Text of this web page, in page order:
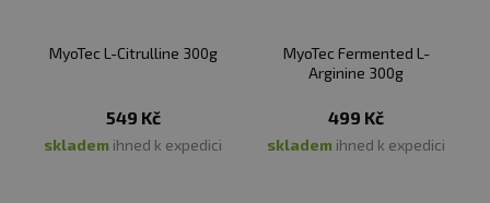
MyoTec L-Citrulline 300g
549 Kč
skladem ihned k expedici
MyoTec Fermented L-
Arginine 300g
499 Kč
skladem ihned k expedici